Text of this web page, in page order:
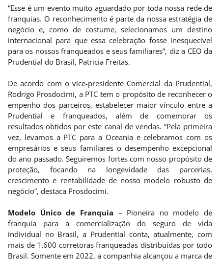
“Esse é um evento muito aguardado por toda nossa rede de
franquias. O reconhecimento é parte da nossa estratégia de
negócio e, como de costume, selecionamos um destino
internacional para que essa celebração fosse inesquecível
para os nossos franqueados e seus familiares”, diz a CEO da
Prudential do Brasil, Patricia Freitas.
De acordo com o vice-presidente Comercial da Prudential,
Rodrigo Prosdocimi, a PTC tem o propósito de reconhecer o
empenho dos parceiros, estabelecer maior vínculo entre a
Prudential e franqueados, além de comemorar os
resultados obtidos por este canal de vendas. “Pela primeira
vez, levamos a PTC para a Oceania e celebramos com os
empresários e seus familiares o desempenho excepcional
do ano passado. Seguiremos fortes com nosso propósito de
proteção, focando na longevidade das parcerias,
crescimento e rentabilidade de nosso modelo robusto de
negócio”, destaca Prosdocimi.
Modelo Único de Franquia – Pioneira no modelo de
franquia para a comercialização do seguro de vida
individual no Brasil, a Prudential conta, atualmente, com
mais de 1.600 corretoras franqueadas distribuídas por todo
Brasil. Somente em 2022, a companhia alcançou a marca de